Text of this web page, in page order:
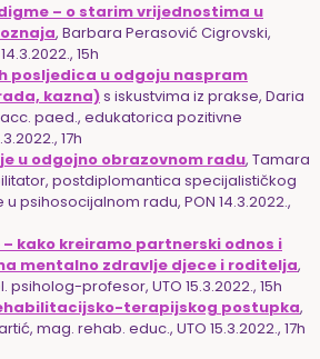
– o starim vrijednostima u
, Barbara Perasović Cigrovski,
15h
posljedica u odgoju naspram
kazna)s iskustvima iz prakse, Daria
paed., edukatorica pozitivne
17h
u odgojno obrazovnom radu, Tamara
postdiplomantica specijalističkog
psihosocijalnom radu, PON 14.3.2022.,
kako kreiramo partnerski odnos i
mentalno zdravlje djece i roditelja,
psiholog-profesor, UTO 15.3.2022., 15h
terapijskog postupka,
mag. rehab. educ., UTO 15.3.2022., 17h